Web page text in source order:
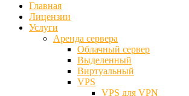
Главная
Лицензии
Услуги
Аренда сервера
Облачный сервер
Выделенный
Виртуальный
VPS
VPS для VPN